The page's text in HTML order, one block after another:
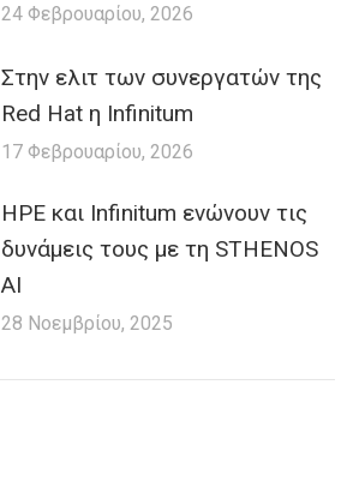
24 Φεβρουαρίου, 2026
Στην ελιτ των συνεργατών της
Red Hat η Infinitum
17 Φεβρουαρίου, 2026
HPE και Infinitum ενώνουν τις
δυνάμεις τους με τη STHENOS
AI
28 Νοεμβρίου, 2025